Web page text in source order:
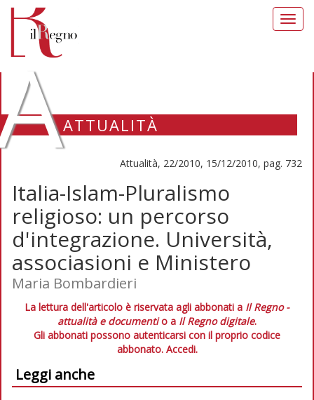
ATTUALITÀ
Attualità, 22/2010, 15/12/2010, pag. 732
Italia-Islam-Pluralismo
religioso: un percorso
d'integrazione. Università,
associasioni e Ministero
Maria Bombardieri
La lettura dell'articolo è riservata agli abbonati a Il Regno -
attualità e documentio a Il Regno digitale.
Gli abbonati possono autenticarsi con il proprio codice
abbonato. Accedi.
Leggi anche